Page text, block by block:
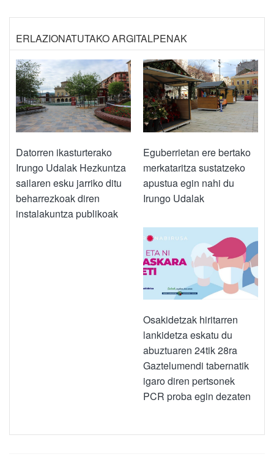
ERLAZIONATUTAKO ARGITALPENAK
Datorren ikasturterako
Irungo Udalak Hezkuntza
sailaren esku jarriko ditu
beharrezkoak diren
instalakuntza publikoak
Eguberrietan ere bertako
merkataritza sustatzeko
apustua egin nahi du
Irungo Udalak
Osakidetzak hiritarren
lankidetza eskatu du
abuztuaren 24tik 28ra
Gaztelumendi tabernatik
igaro diren pertsonek
PCR proba egin dezaten